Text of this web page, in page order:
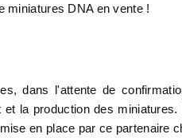
miniatures DNA en vente !
dans l'attente de
et la production des
en place par ce partenaire